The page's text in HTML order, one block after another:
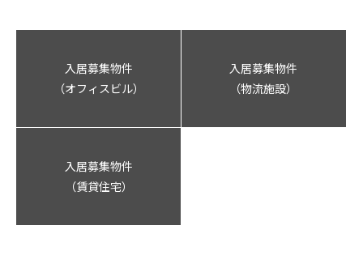
入居募集物件
（オフィスビル）
入居募集物件
（物流施設）
入居募集物件
（賃貸住宅）